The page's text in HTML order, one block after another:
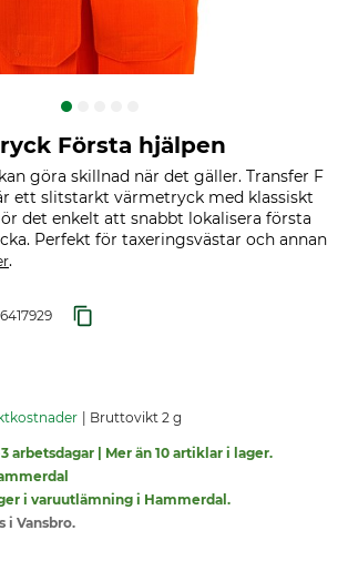
Första hjälpen
göra skillnad när det gäller. Transfer F
ett slitstarkt värmetryck med klassiskt
det enkelt att snabbt lokalisera första
Perfekt för taxeringsvästar och annan
.
Bruttovikt 2 g
arbetsdagar | Mer än 10 artiklar i lager.
i varuutlämning i Hammerdal.
i Vansbro.